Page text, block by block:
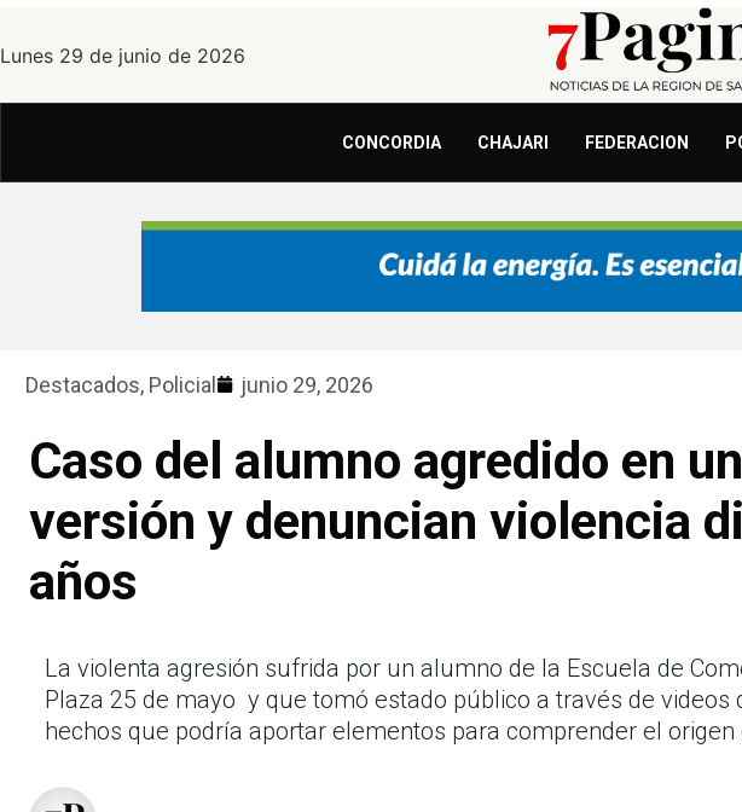
Lunes 29 de junio de 2026
CONCORDIA CHAJARI FEDERACION
Destacados, Policial junio 29, 2026
Caso del alumno agredido en
versión y denuncian violencia
años
La violenta agresión sufrida por un alumno de la Escuela de
Plaza 25 de mayo y que tomó estado público a través de
hechos que podría aportar elementos para comprender el origen